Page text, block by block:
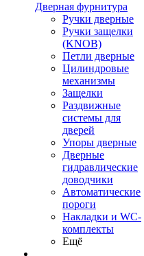
Дверная фурнитура
Ручки дверные
Ручки защелки
(KNOB)
Петли дверные
Цилиндровые
механизмы
Защелки
Раздвижные
системы для
дверей
Упоры дверные
Дверные
гидравлические
доводчики
Автоматические
пороги
Накладки и WC-
комплекты
Ещё